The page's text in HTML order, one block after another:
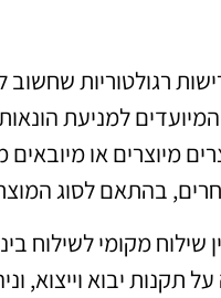
רגולטוריות שחשוב
למניעת
מיוצרים או
בהתאם לסוג
מקומי לשילוח
תקנות יבוא וייצוא,